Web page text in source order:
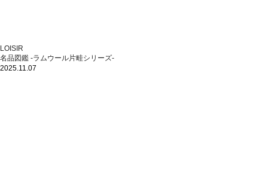
LOISIR
名品図鑑 -ラムウール片畦シリーズ-
2025.11.07